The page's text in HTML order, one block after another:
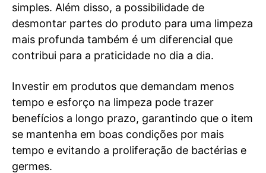
simples. Além disso, a possibilidade de
desmontar partes do produto para uma limpeza
mais profunda também é um diferencial que
contribui para a praticidade no dia a dia.
Investir em produtos que demandam menos
tempo e esforço na limpeza pode trazer
benefícios a longo prazo, garantindo que o item
se mantenha em boas condições por mais
tempo e evitando a proliferação de bactérias e
germes.